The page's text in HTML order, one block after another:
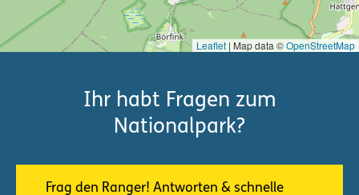
Leaflet | Map data ©OpenStreetMap
Ihr habt Fragen zum
Nationalpark?
Frag den Ranger! Antworten & schnelle